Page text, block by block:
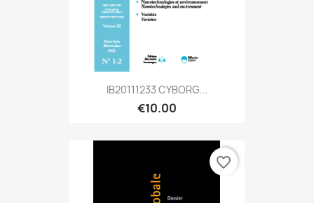
IB20111233 CYBORG...
€10.00
favorite_border